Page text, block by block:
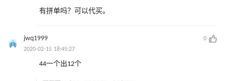
有拼单吗？可以代买。
jwq1999
0
2020-02-15 18:45:27
44一个出12个